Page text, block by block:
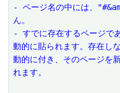
- ページ名の中には、
ん。
- すでに存在するページで
動的に貼られます。存在し
動的に付き、そのページを
れます。